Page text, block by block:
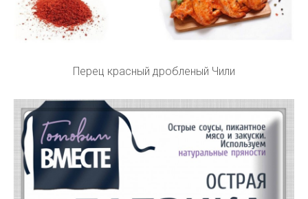
Перец красный дробленый Чили